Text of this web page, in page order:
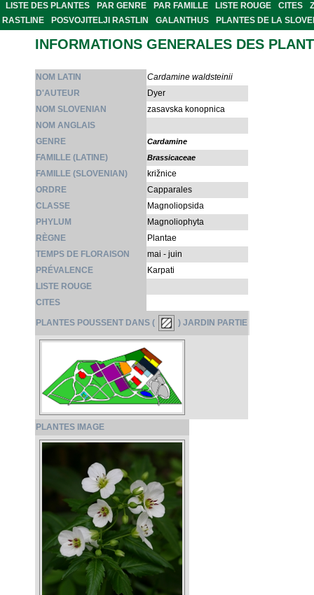
LISTE DES PLANTES PAR GENRE PAR FAMILLE LISTE ROUGE CITES
RASTLINE
POSVOJITELJI RASTLIN GALANTHUS PLANTES DE LA
INFORMATIONS GENERALES DES
NOM LATIN
Cardamine waldsteinii
D'AUTEUR
Dyer
NOM SLOVENIAN
zasavska konopnica
NOM ANGLAIS
GENRE
Cardamine
FAMILLE (LATINE) Brassicaceae
FAMILLE (SLOVENIAN)
križnice
ORDRE
Capparales
CLASSE
Magnoliopsida
PHYLUM
Magnoliophyta
RÈGNE
Plantae
TEMPS DE FLORAISON
mai - juin
PRÉVALENCE
Karpati
LISTE ROUGE
CITES
PLANTES POUSSENT DANS ( ) JARDIN PARTIE
PLANTES IMAGE